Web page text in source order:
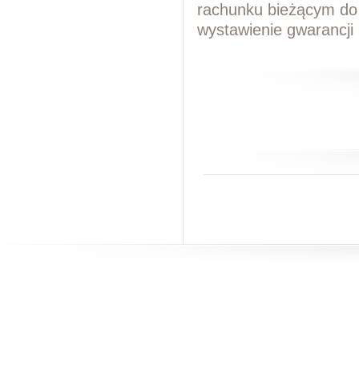
rachunku bieżącym
wystawienie